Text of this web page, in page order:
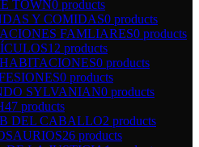
TOWN0 products
Y COMIDAS0 products
FAMLIARES0 products
12 products
0 products
0 products
SYLVANIAN0 products
47 products
DEL CABALLO2 products
26 products